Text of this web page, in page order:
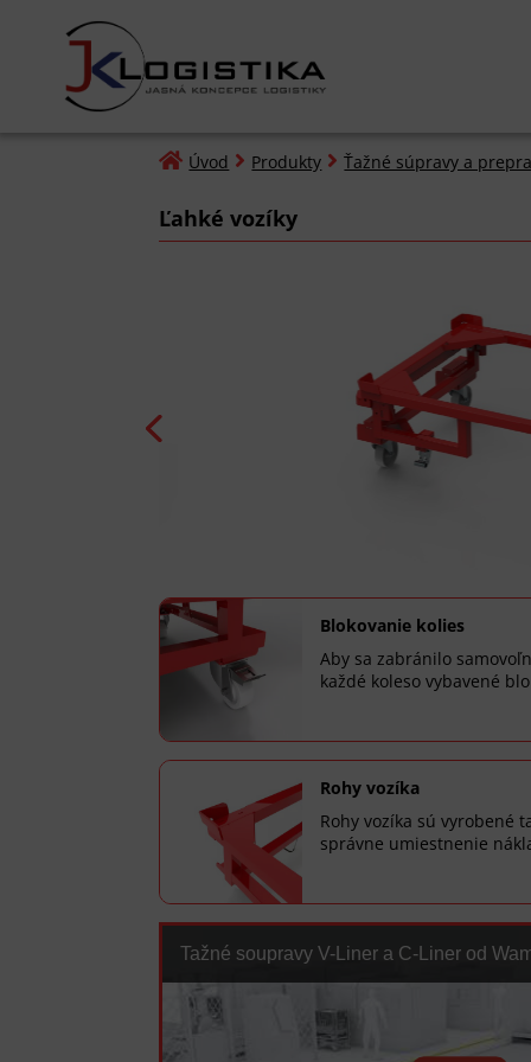
 Úvod  Produkty Ťažné súpravy a
Ľahké vozíky
Blokovanie kolies
Aby sa zabránilo
každé koleso vybavené
Rohy vozíka
Rohy vozíka sú vyrobené
správne umiestnenie
Tažné soupravy V-Liner a C-Liner od